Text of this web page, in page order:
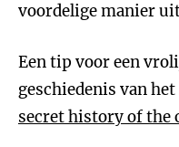
voordelige manier
Een tip voor een
geschiedenis van
secret history of the